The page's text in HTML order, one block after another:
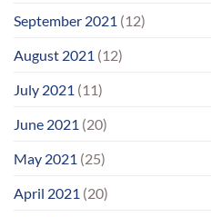
September 2021 (12)
August 2021 (12)
July 2021 (11)
June 2021 (20)
May 2021 (25)
April 2021 (20)